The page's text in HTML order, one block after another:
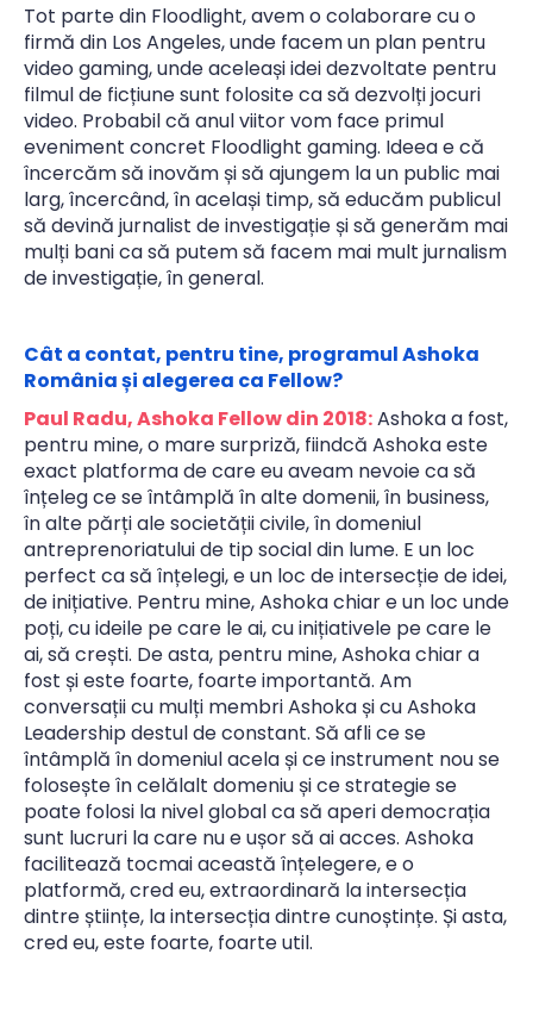
Tot parte din Floodlight, avem o colaborare cu o
firmă din Los Angeles, unde facem un plan pentru
video gaming, unde aceleași idei dezvoltate pentru
filmul de ficțiune sunt folosite ca să dezvolți jocuri
video. Probabil că anul viitor vom face primul
eveniment concret Floodlight gaming. Ideea e că
încercăm să inovăm și să ajungem la un public mai
larg, încercând, în același timp, să educăm publicul
să devină jurnalist de investigație și să generăm mai
mulți bani ca să putem să facem mai mult jurnalism
de investigație, în general.
Cât a contat, pentru tine, programul Ashoka
România și alegerea ca Fellow?
Paul Radu, Ashoka Fellow din 2018:Ashoka a fost,
pentru mine, o mare surpriză, fiindcă Ashoka este
exact platforma de care eu aveam nevoie ca să
înțeleg ce se întâmplă în alte domenii, în business,
în alte părți ale societății civile, în domeniul
antreprenoriatului de tip social din lume. E un loc
perfect ca să înțelegi, e un loc de intersecție de idei,
de inițiative. Pentru mine, Ashoka chiar e un loc unde
poți, cu ideile pe care le ai, cu inițiativele pe care le
ai, să crești. De asta, pentru mine, Ashoka chiar a
fost și este foarte, foarte importantă. Am
conversații cu mulți membri Ashoka și cu Ashoka
Leadership destul de constant. Să afli ce se
întâmplă în domeniul acela și ce instrument nou se
folosește în celălalt domeniu și ce strategie se
poate folosi la nivel global ca să aperi democrația
sunt lucruri la care nu e ușor să ai acces. Ashoka
facilitează tocmai această înțelegere, e o
platformă, cred eu, extraordinară la intersecția
dintre științe, la intersecția dintre cunoștințe. Și asta,
cred eu, este foarte, foarte util.